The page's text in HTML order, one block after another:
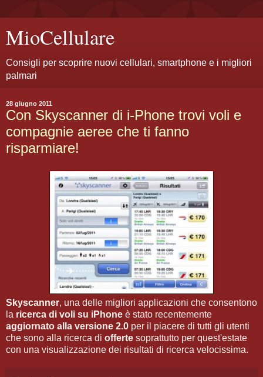
MioCellulare
Consigli per scoprire nuovi cellulari, smartphone e i migliori
palmari
28 giugno 2011
Con Skyscanner di i-Phone trovi voli e
compagnie aeree che ti fanno
risparmiare!
Skyscanner, una delle migliori applicazioni che consentono
la ricerca di voli su iPhone è stato recentemente
aggiornato alla versione 2.0 per il piacere di tutti gli utenti
che sono alla ricerca di offerte soprattutto per quest'estate
con una visualizzazione dei risultati di ricerca velocissima.